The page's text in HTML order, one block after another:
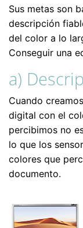
Sus metas son
descripción
del color a lo
Conseguir una
a)
Cuando
digital con el
percibimos no
lo que los
colores que
documento.